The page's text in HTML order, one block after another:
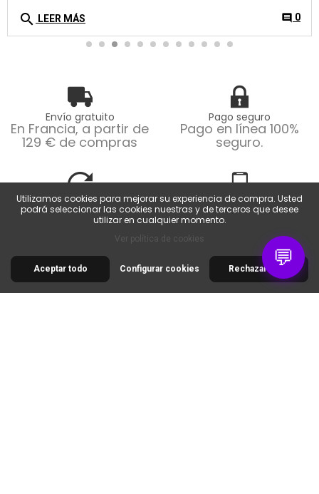
Envío gratuito
En Francia, a partir de
129 € de compras
Pago seguro
Pago en línea 100%
seguro.
Devoluciones fáciles
Devoluciones posibles
Servicio al cliente
De lunes a viernes de
💬
Utilizamos cookies para mejorar su experiencia de compra. Usted
podrá seleccionar las cookies nuestras y de terceros que desee
utilizar en cualquier momento.
Ver política de cookies
Aceptar todo Rechazar todo
Configurar cookies